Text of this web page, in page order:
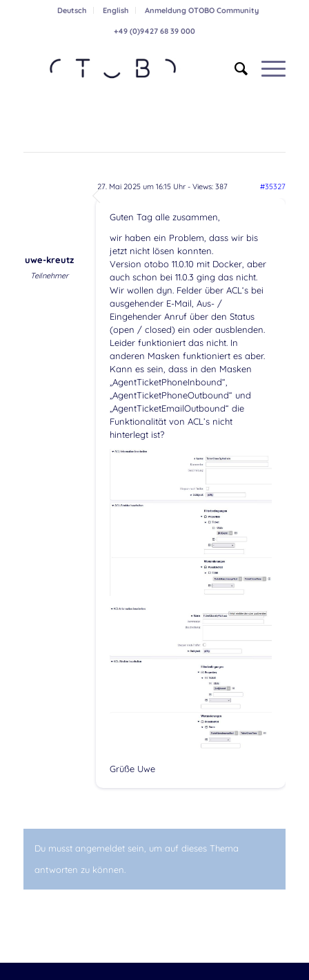
Deutsch English Anmeldung OTOBO Community
+49 (0)9427 68 39 000
27. Mai 2025 um 16:15 Uhr- Views: 387 #35327
uwe-kreutz
Teilnehmer
Guten Tag alle zusammen,
wir haben ein Problem, dass wir bis
jetzt nicht lösen konnten.
Version otobo 11.0.10 mit Docker, aber
auch schon bei 11.0.3 ging das nicht.
Wir wollen dyn. Felder über ACL‘s bei
ausgehender E-Mail, Aus- /
Eingehender Anruf über den Status
(open / closed) ein oder ausblenden.
Leider funktioniert das nicht. In
anderen Masken funktioniert es aber.
Kann es sein, dass in den Masken
„AgentTicketPhoneInbound“,
„AgentTicketPhoneOutbound“ und
„AgentTicketEmailOutbound“ die
Funktionalität von ACL’s nicht
hinterlegt ist?
Grüße Uwe
Du musst angemeldet sein, um auf dieses Thema
antworten zu können.